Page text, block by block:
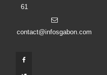
61
contact@infosgabon.com